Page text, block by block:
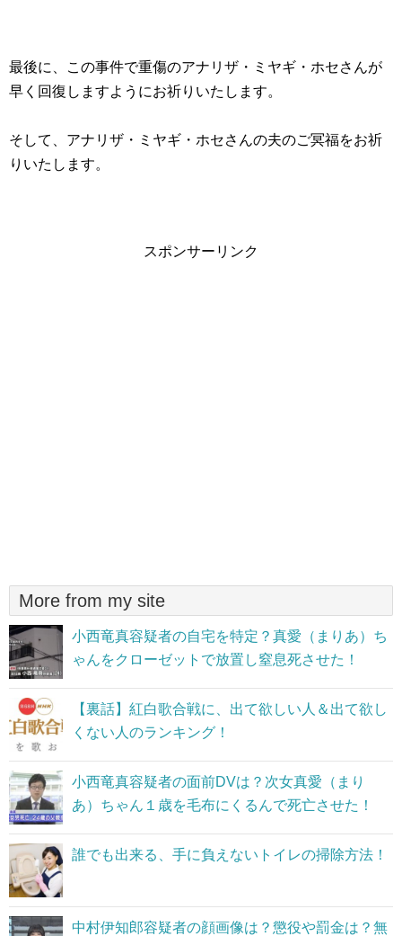
最後に、この事件で重傷のアナリザ・ミヤギ・ホセさんが
早く回復しますようにお祈りいたします。
そして、アナリザ・ミヤギ・ホセさんの夫のご冥福をお祈
りいたします。
スポンサーリンク
More from my site
小西竜真容疑者の自宅を特定？真愛（まりあ）ち
ゃんをクローゼットで放置し窒息死させた！
【裏話】紅白歌合戦に、出て欲しい人＆出て欲し
くない人のランキング！
小西竜真容疑者の面前DVは？次女真愛（まり
あ）ちゃん１歳を毛布にくるんで死亡させた！
誰でも出来る、手に負えないトイレの掃除方法！
中村伊知郎容疑者の顔画像は？懲役や罰金は？無